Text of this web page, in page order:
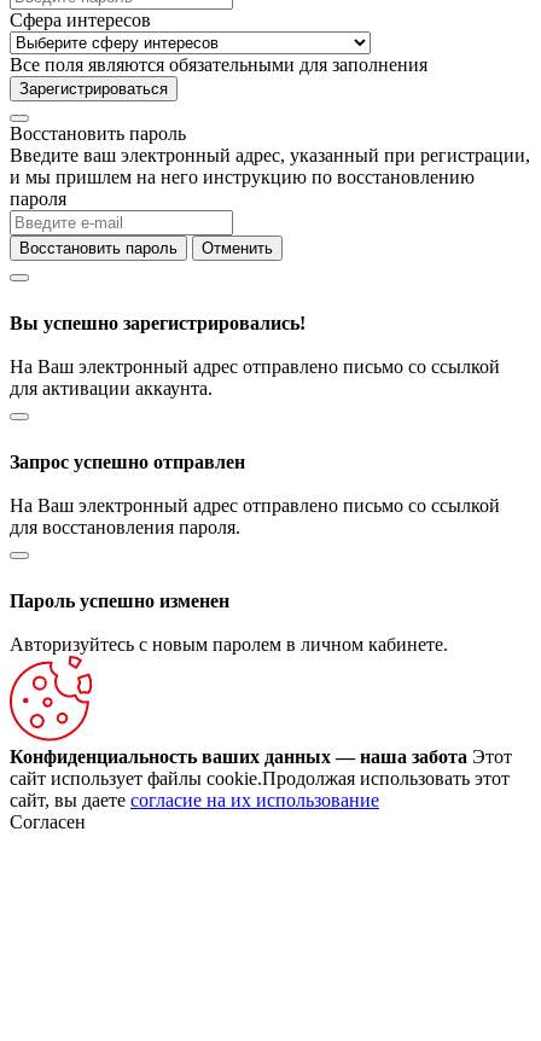
Сфера интересов
Все поля являются обязательными для заполнения
Зарегистрироваться
Восстановить пароль
Введите ваш электронный адрес, указанный при регистрации,
и мы пришлем на него инструкцию по восстановлению
пароля
Восстановить пароль Отменить
Вы успешно зарегистрировались!
На Ваш электронный адрес отправлено письмо со ссылкой
для активации аккаунта.
Запрос успешно отправлен
На Ваш электронный адрес отправлено письмо со ссылкой
для восстановления пароля.
Пароль успешно изменен
Авторизуйтесь с новым паролем в личном кабинете.
Конфиденциальность ваших данных — наша забота Этот
сайт использует файлы cookie.Продолжая использовать этот
сайт, вы даете согласие на их использование
Согласен